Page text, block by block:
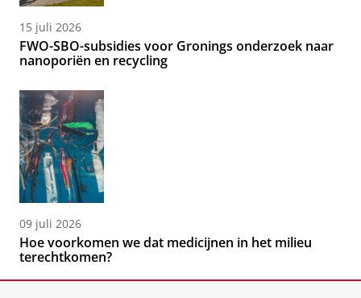
15 juli 2026
FWO-SBO-subsidies voor Gronings onderzoek naar
nanoporiën en recycling
09 juli 2026
Hoe voorkomen we dat medicijnen in het milieu
terechtkomen?